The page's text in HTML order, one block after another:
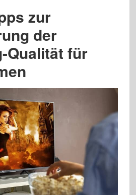
zur
der
Qualität für